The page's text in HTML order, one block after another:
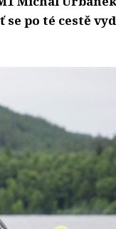
po té cestě